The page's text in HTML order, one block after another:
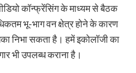
कॉन्फ्रेंसिंग के माध्यम से बैठक
भू-भाग वन क्षेत्र होने के कारण
निभा सकता है। हमें इकोलॉजी का
भी उपलब्ध कराना है।